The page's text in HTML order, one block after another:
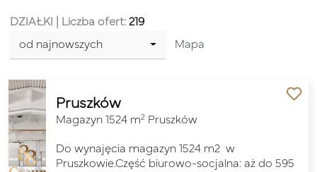
DZIAŁKI | Liczba ofert:219
od najnowszych
Mapa
Pruszków
Magazyn 1524 m2 Pruszków
Do wynajęcia magazyn 1524 m2 w
Pruszkowie.Część biurowo-socjalna: aż do 595